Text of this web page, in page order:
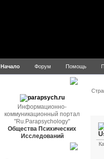
Начало Форум Помощь
Информационно-
коммуникационный портал
"Ru.Parapsychology"
Общества Психических
Исследований